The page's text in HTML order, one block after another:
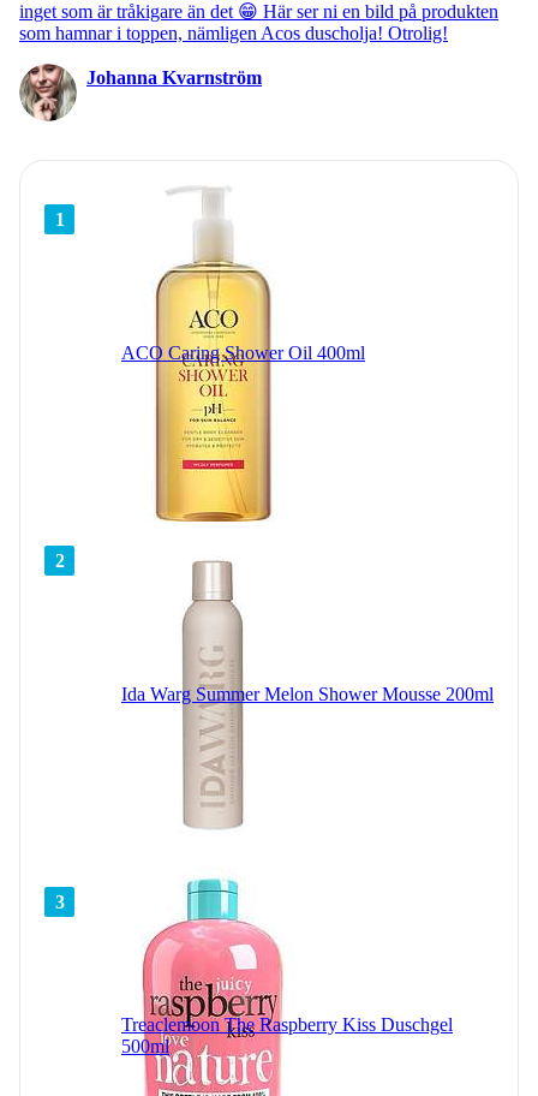
inget som är tråkigare än det 😁 Här ser ni en bild på produkten
som hamnar i toppen, nämligen Acos duscholja! Otrolig!
Johanna Kvarnström
1
ACO Caring Shower Oil 400ml
2
Ida Warg Summer Melon Shower Mousse 200ml
3
Treaclemoon The Raspberry Kiss Duschgel
500ml